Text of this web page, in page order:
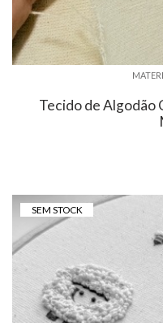
Tecido de Algodão
SEM STOCK